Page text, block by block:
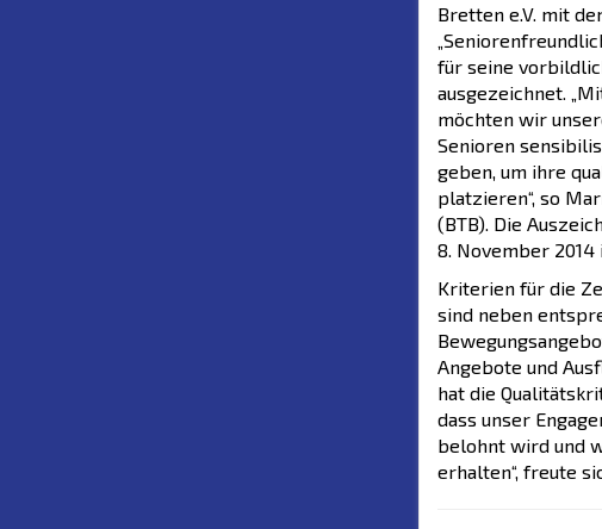
Bretten e.V. mit
für seine
ausgezeichnet.
möchten wir
Senioren
geben, um ihre
platzieren“, so
(BTB). Die
8. November
Kriterien für die
sind neben
Angebote und
hat die
dass unser
belohnt wird und
erhalten“, freute